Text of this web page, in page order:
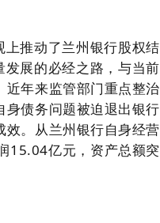
上推动了兰州银行股权结
发展的必经之路，与当前
年来监管部门重点整治
债务问题被迫退出银行
。从兰州银行自身经营
15.04亿元，资产总额突